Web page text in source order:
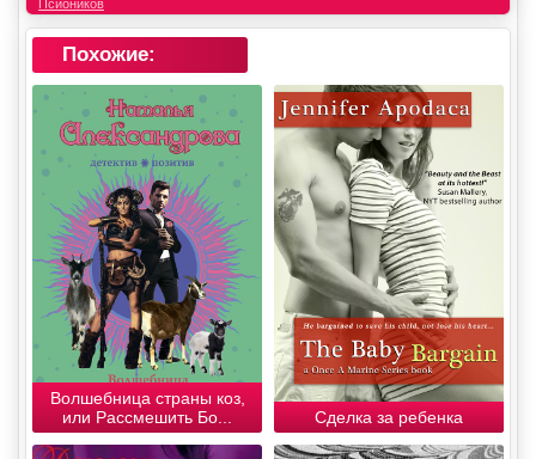
Псиоников
Похожие:
Волшебница страны коз,
или Рассмешить Бо...
Сделка за ребенка